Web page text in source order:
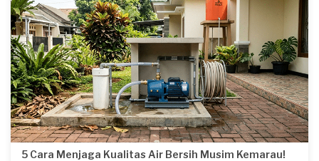
5 Cara Menjaga Kualitas Air Bersih Musim Kemarau!